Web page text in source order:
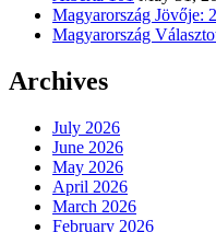
Magyarország Jövője:
Magyarország
Archives
July 2026
June 2026
May 2026
April 2026
March 2026
February 2026